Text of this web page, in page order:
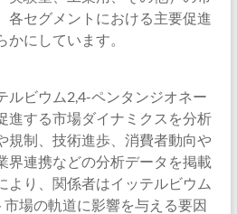
各セグメントにおける主要促進
にしています。
ルビウム2,4-ペンタンジオネー
進する市場ダイナミクスを分析
規制、技術進歩、消費者動向や
界連携などの分析データを掲載
より、関係者はイッテルビウム
場の軌道に影響を与える要因